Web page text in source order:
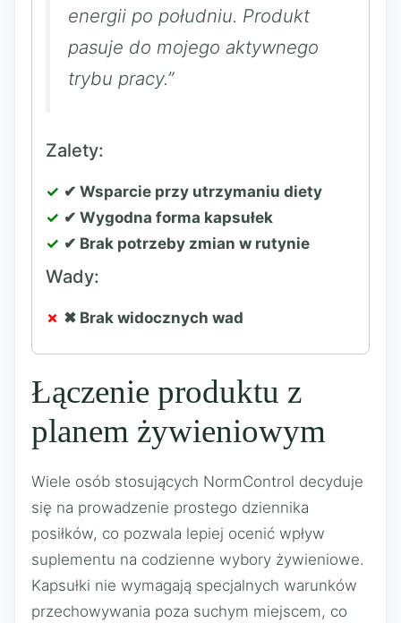
energii po południu. Produkt
pasuje do mojego aktywnego
trybu pracy.”
Zalety:
✔ Wsparcie przy utrzymaniu diety
✔ Wygodna forma kapsułek
✔ Brak potrzeby zmian w rutynie
Wady:
✖ Brak widocznych wad
Łączenie produktu z
planem żywieniowym
Wiele osób stosujących NormControl decyduje
się na prowadzenie prostego dziennika
posiłków, co pozwala lepiej ocenić wpływ
suplementu na codzienne wybory żywieniowe.
Kapsułki nie wymagają specjalnych warunków
przechowywania poza suchym miejscem, co